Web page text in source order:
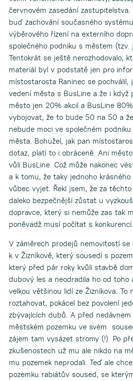
červnovém zasedání
buď zachování současného
výběrového řízení na externího
společného podniku s městem
Tentokrát se ještě nerozhodovalo,
materiál byl v podstatě jen pro
místostarosta Raninec se pochválil,
vedení města s BusLine a že i když
město jen 20% akcií a BusLine
vybojovat, že to bude 50 na 50 a
nebude moci ve společném
města. Bohužel, jak pan
dotaz, platí to i obráceně. Ani
vůli BusLine. Což může nakonec
a k tomu, že taky jednoho
vůbec vyjet. Řekl jsem, že za
daleko bezpečnější zůstat u
dopravce, který si nemůže zas tak
poněvadž musí počítat s konkurencí.
V záměrech prodejů nemovitostí se
k v Žizníkově, který sousedí s
který před pár roky kvůli stavbě
dubový les a neodradila ho od toho
velkou většinou lidí ze Žizníkova. To
roztahovat, pokácel bez povolení
zbývajících dubů. A před
městském pozemku ve svém
zájem tam vysázet stromy (!). Po
zkušenostech už mu ale nikdo na
mu pozemek neprodali. Teď ale
pozemku rabiátův soused, se